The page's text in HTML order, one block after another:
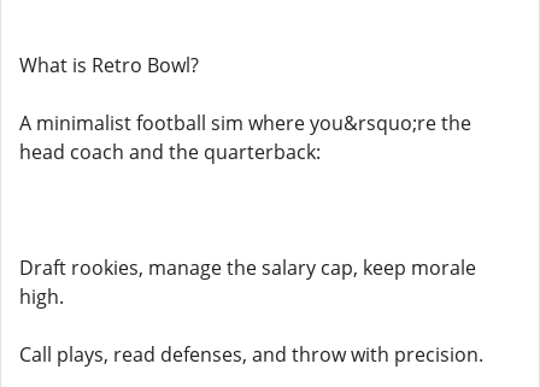
What is Retro Bowl?
A minimalist football sim where you&rsquo;re the
head coach and the quarterback:
Draft rookies, manage the salary cap, keep morale
high.
Call plays, read defenses, and throw with precision.